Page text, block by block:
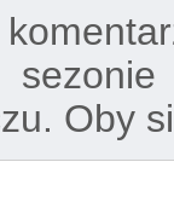
Oby